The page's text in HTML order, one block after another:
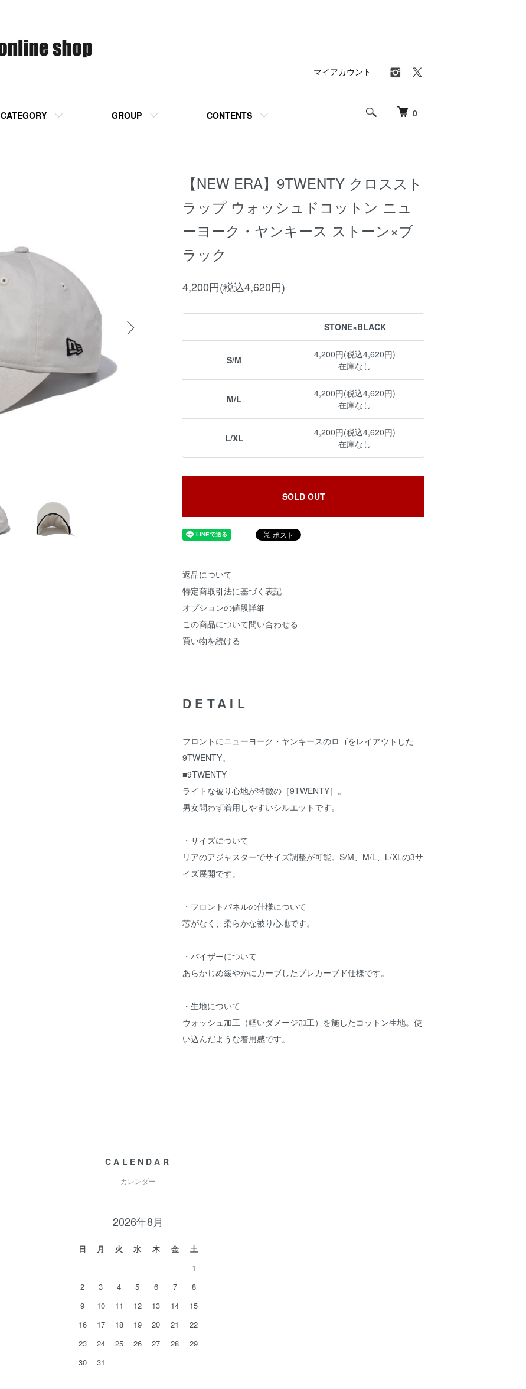
0
CATEGORY GROUP CONTENTS
マイアカウント
【NEW ERA】9TWENTY クロススト
ラップ ウォッシュドコットン ニュ
ーヨーク・ヤンキース ストーン×ブ
ラック
4,200円(税込4,620円)
STONE×BLACK
S/M
4,200円(税込4,620円)
在庫なし
M/L
4,200円(税込4,620円)
在庫なし
L/XL
4,200円(税込4,620円)
在庫なし
SOLD OUT
返品について
特定商取引法に基づく表記
オプションの値段詳細
この商品について問い合わせる
買い物を続ける
DETAIL
フロントにニューヨーク・ヤンキースのロゴをレイアウトした
9TWENTY。
■9TWENTY
ライトな被り心地が特徴の［9TWENTY］。
男女問わず着用しやすいシルエットです。
・サイズについて
リアのアジャスターでサイズ調整が可能。S/M、M/L、L/XLの3サ
イズ展開です。
・フロントパネルの仕様について
芯がなく、柔らかな被り心地です。
・バイザーについて
あらかじめ緩やかにカーブしたプレカーブド仕様です。
・生地について
ウォッシュ加工（軽いダメージ加工）を施したコットン生地。使
い込んだような着用感です。
CALENDAR
カレンダー
2026年8月
日 月 火 水 木 金
土
1
2
3 4 5 6 7
8
9
10 11 12 13 14
15
16
17 18 19 20 21
22
23
24 25 26 27 28
29
30
31